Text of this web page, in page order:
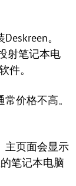
。
射笔记本电
件。
价格不高。
主页面会显示
笔记本电脑